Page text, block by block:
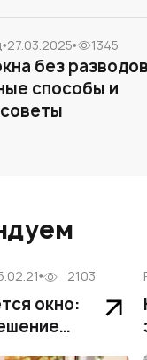
27.03.2025 1345
без
способы и
2103
окно: